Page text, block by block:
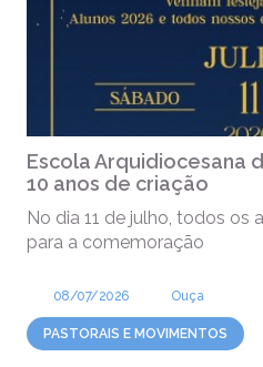
Escola Arquidiocesana
10 anos de criação
No dia 11 de julho, todos os
para a comemoração
08/07/2026 Ouça
PASTORAIS E MOVIMENTOS